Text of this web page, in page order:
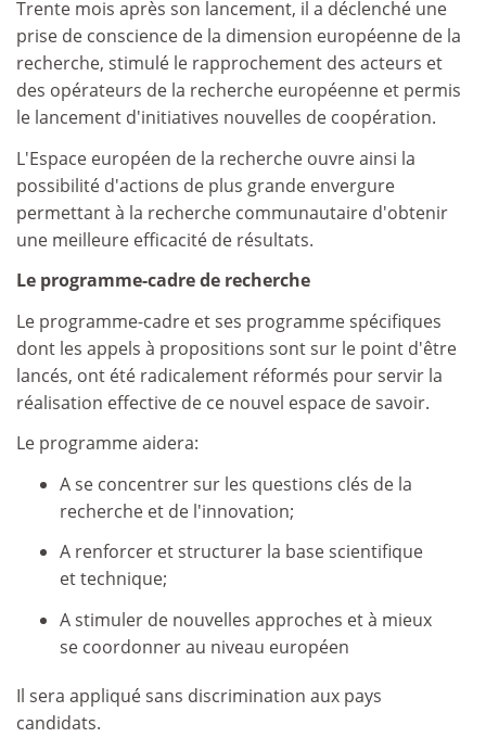
Trente mois après son lancement, il a déclenché une
prise de conscience de la dimension européenne de la
recherche, stimulé le rapprochement des acteurs et
des opérateurs de la recherche européenne et permis
le lancement d'initiatives nouvelles de coopération.
L'Espace européen de la recherche ouvre ainsi la
possibilité d'actions de plus grande envergure
permettant à la recherche communautaire d'obtenir
une meilleure efficacité de résultats.
Le programme-cadre de recherche
Le programme-cadre et ses programme spécifiques
dont les appels à propositions sont sur le point d'être
lancés, ont été radicalement réformés pour servir la
réalisation effective de ce nouvel espace de savoir.
Le programme aidera:
A se concentrer sur les questions clés de la
recherche et de l'innovation;
A renforcer et structurer la base scientifique
et technique;
A stimuler de nouvelles approches et à mieux
se coordonner au niveau européen
Il sera appliqué sans discrimination aux pays
candidats.